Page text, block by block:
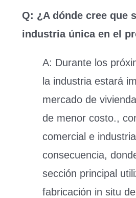
Q: ¿A dónde cree que
industria única en el
A: Durante los
la industria estará
mercado de
de menor costo.,
comercial e
consecuencia,
sección principal
fabricación in situ